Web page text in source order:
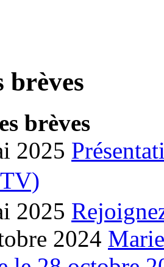
brèves
brèves
2025
2025
2024